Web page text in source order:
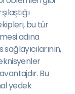
bu tür
adına
Bu
yedek